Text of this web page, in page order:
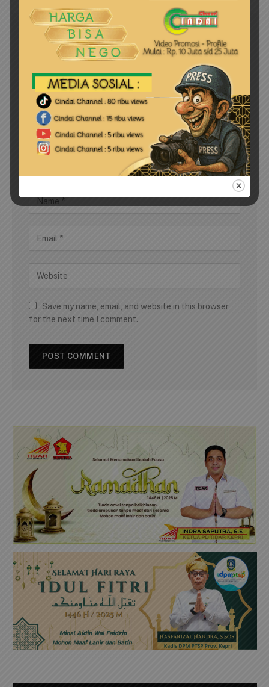
LEAVE A REPLY
Save my name, email, and website in this browser
for the next time I comment.